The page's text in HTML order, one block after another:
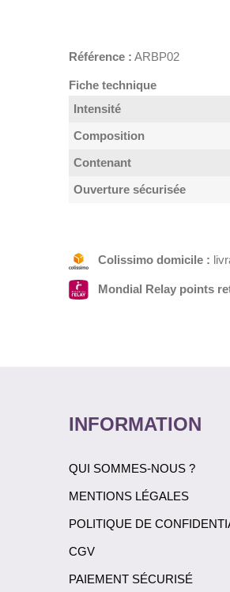
Référence : ARBP02
Fiche technique
Intensité
Composition
Contenant
Ouverture sécurisée
Colissimo domicile :
Mondial Relay points
INFORMATION
QUI SOMMES-NOUS ?
MENTIONS LÉGALES
POLITIQUE DE
CGV
PAIEMENT SÉCURISÉ